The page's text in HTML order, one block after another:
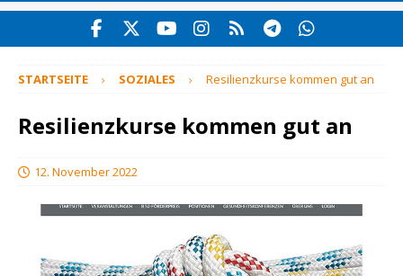
STARTSEITE SOZIALES Resilienzkurse kommen gut an
Resilienzkurse kommen gut an
12. November 2022